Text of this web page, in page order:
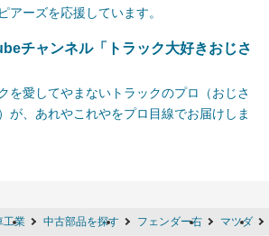
アーズを応援しています。
チャンネル「トラック大好きおじさ
を愛してやまないトラックのプロ（おじさ
が、あれやこれやをプロ目線でお届けしま
工業 中古部品を探す フェンダー右 マツダ